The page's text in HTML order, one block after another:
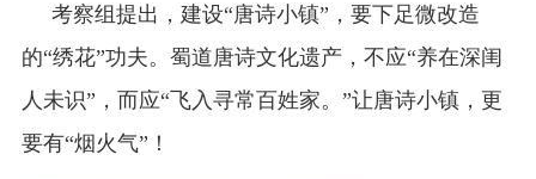
考察组提出，建设“唐诗小镇”，要下足微改造
的“绣花”功夫。蜀道唐诗文化遗产，不应“养在深闺
人未识”，而应“飞入寻常百姓家。”让唐诗小镇，更
要有“烟火气”！